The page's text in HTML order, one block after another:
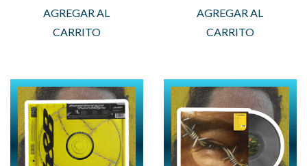
AGREGAR AL
CARRITO
AGREGAR AL
CARRITO